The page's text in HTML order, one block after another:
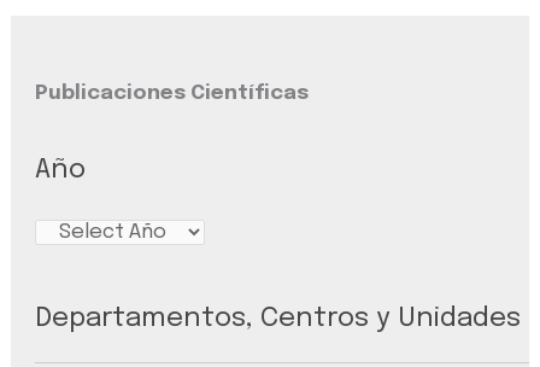
Publicaciones Científicas
Año
Departamentos, Centros y Unidades